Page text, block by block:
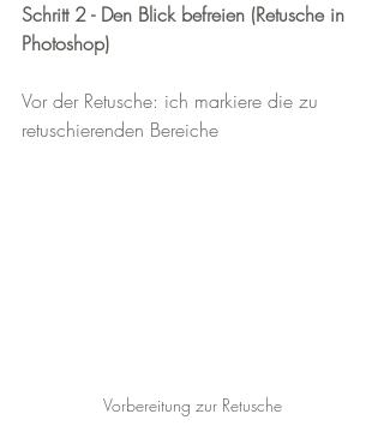
Schritt 2 - Den Blick befreien (Retusche in
Photoshop)
Vor der Retusche: ich markiere die zu
retuschierenden Bereiche
Vorbereitung zur Retusche